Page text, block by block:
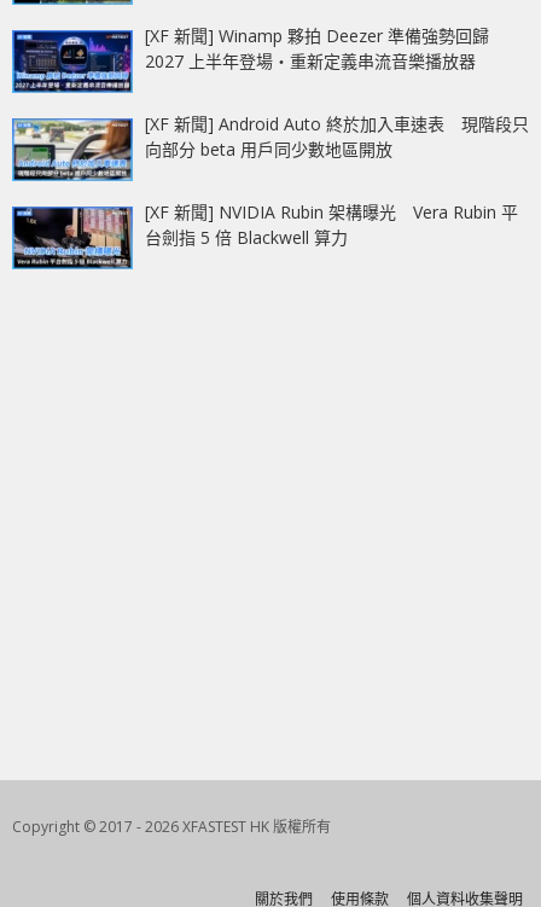
[XF 新聞] Winamp 夥拍 Deezer 準備強勢回歸
2027 上半年登場‧重新定義串流音樂播放器
[XF 新聞] Android Auto 終於加入車速表 現階段只
向部分 beta 用戶同少數地區開放
[XF 新聞] NVIDIA Rubin 架構曝光 Vera Rubin 平
台劍指 5 倍 Blackwell 算力
Copyright © 2017 - 2026 XFASTEST HK 版權所有
關於我們 使用條款 個人資料收集聲明